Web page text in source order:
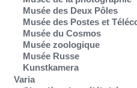
Musée des Deux Pôles
Musée des Postes et
Musée du Cosmos
Musée zoologique
Musée Russe
Kunstkamera
Varia